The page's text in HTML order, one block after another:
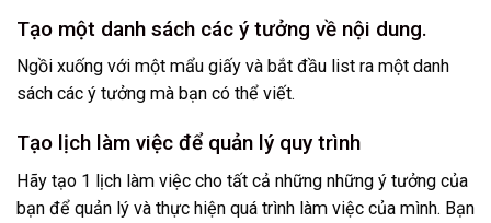
Tạo một danh sách các ý tưởng về nội dung.
Ngồi xuống với một mẩu giấy và bắt đầu list ra một danh
sách các ý tưởng mà bạn có thể viết.
Tạo lịch làm việc để quản lý quy trình
Hãy tạo 1 lịch làm việc cho tất cả những những ý tưởng của
bạn để quản lý và thực hiện quá trình làm việc của mình. Bạn